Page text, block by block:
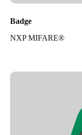
Badge
NXP MIFARE®